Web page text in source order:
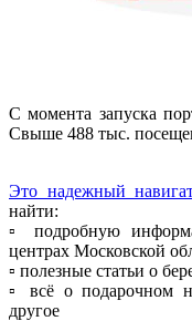
С момента запуска
Свыше 488 тыс.
Это надежный
найти:
▫️ подробную
центрах Московской
▫️ полезные статьи о
▫️ всё о подарочном
другое